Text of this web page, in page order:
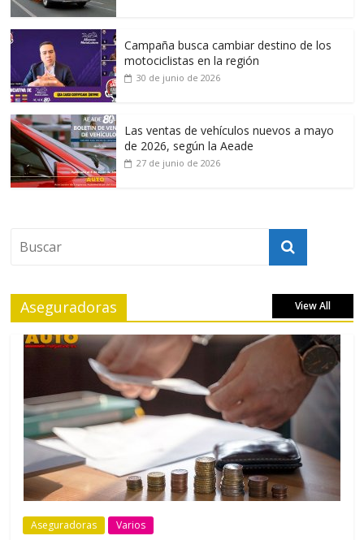
Campaña busca cambiar destino de los
motociclistas en la región
30 de junio de 2026
Las ventas de vehículos nuevos a mayo
de 2026, según la Aeade
27 de junio de 2026
Aseguradoras View All
Aseguradoras Varios